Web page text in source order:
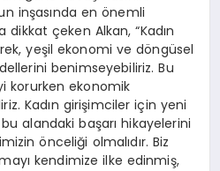
inşasında en önemli
çeken Alkan, “Kadın
yeşil ekonomi ve döngüsel
benimseyebiliriz. Bu
korurken ekonomik
Kadın girişimciler için yeni
alandaki başarı hikayelerini
önceliği olmalıdır. Biz
kendimize ilke edinmiş,